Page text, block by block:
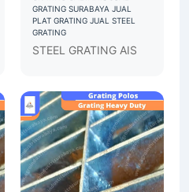
GRATING GRATING STEEL
GRATING SURABAYA JUAL
GRATING GALVANIS
PLAT GRATING JUAL STEEL